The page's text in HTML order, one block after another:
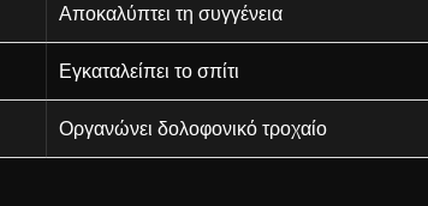
Αποκαλύπτει τη συγγένεια
Εγκαταλείπει το σπίτι
Οργανώνει δολοφονικό τροχαίο